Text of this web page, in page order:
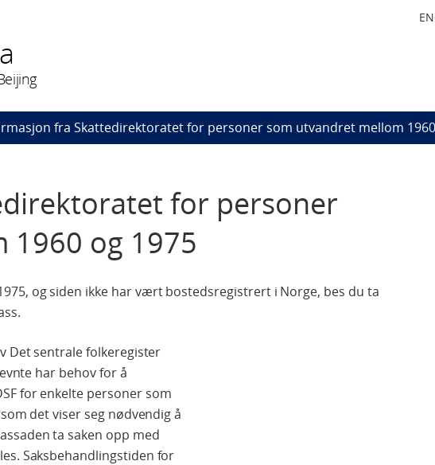
fra Skattedirektoratet for personer som utvandret mellom
for personer
1960 og 1975
og siden ikke har vært bostedsregistrert i Norge, bes du ta
Det sentrale folkeregister
har behov for å
for enkelte personer som
det viser seg nødvendig å
ta saken opp med
Saksbehandlingstiden for